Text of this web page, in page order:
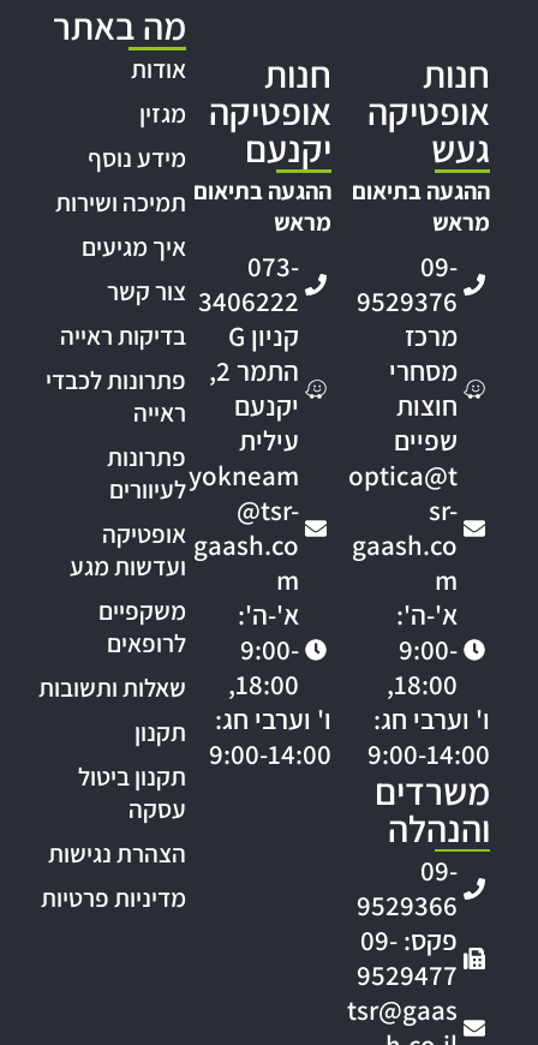
חנות
אופטיקה
געש
ההגעה בתיאום
מראש
09-
9529376
מרכז
מסחרי
חוצות
שפיים
optica@t
sr-
gaash.co
m
א'-ה':
9:00-
18:00,
ו' וערבי חג:
9:00-14:00
משרדים
והנהלה
09-
9529366
פקס: 09-
9529477
tsr@gaas
חנות
אופטיקה
יקנעם
ההגעה בתיאום
מראש
073-
3406222
קניון G
התמר 2,
יקנעם
עילית
yokneam
@tsr-
gaash.co
m
א'-ה':
9:00-
18:00,
ו' וערבי חג:
9:00-14:00
מה באתר
אודות
מגזין
מידע נוסף
תמיכה ושירות
איך מגיעים
צור קשר
בדיקות ראייה
פתרונות לכבדי
ראייה
פתרונות
לעיוורים
אופטיקה
ועדשות מגע
משקפיים
לרופאים
שאלות ותשובות
תקנון
תקנון ביטול
עסקה
הצהרת נגישות
מדיניות פרטיות